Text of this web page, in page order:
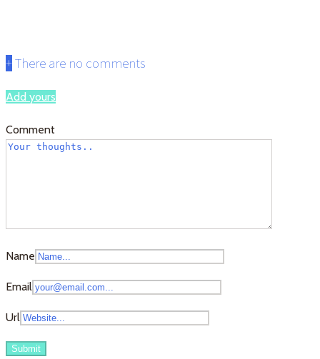
+There are no comments
Add yours
Comment
Name
Email
Url